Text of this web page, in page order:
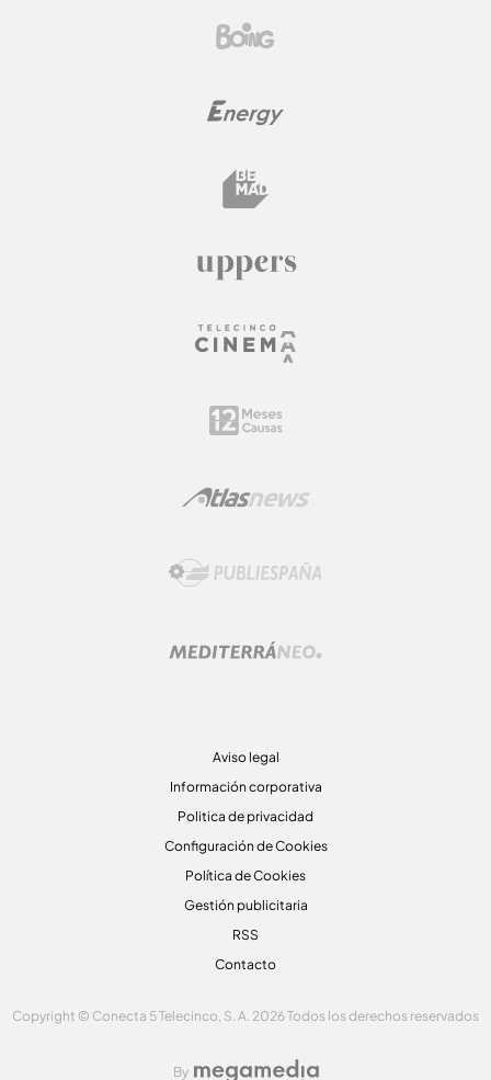
Aviso legal
Información corporativa
Politica de privacidad
Configuración de Cookies
Política de Cookies
Gestión publicitaria
RSS
Contacto
Copyright © Conecta 5 Telecinco, S. A. 2026 Todos los derechos reservados
By